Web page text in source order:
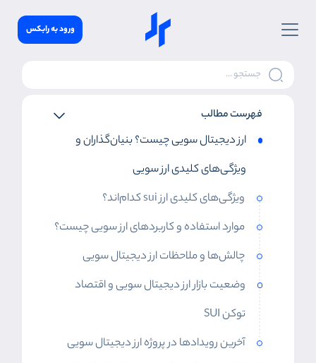
ورود به رابکس
فهرست مطالب
ارز دیجیتال سویی چیست؟ بنیان‌گذاران و
ویژگی‌های کلیدی ارز سویی
ویژگی‌های کلیدی ارز sui کدام‌اند؟
موارد استفاده و کاربردهای ارز سویی چیست؟
چالش‌ها و ملاحظات ارز دیجیتال سویی
وضعیت بازار ارز دیجیتال سویی و اقتصاد
توکن SUI
آخرین رویدادها در پروژه ارز دیجیتال سویی